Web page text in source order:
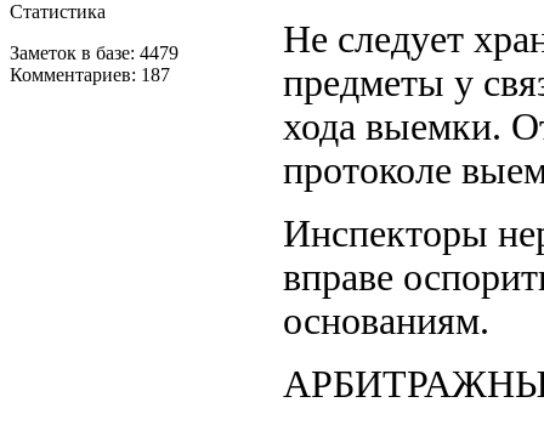
Статистика
Заметок в базе: 4479
Комментариев: 187
Не следует
предметы у
хода выемки.
протоколе
Инспекторы
вправе
основаниям.